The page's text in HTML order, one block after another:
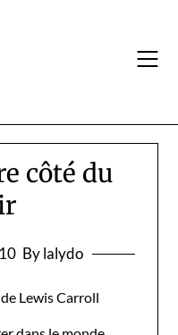
côté du
By lalydo
de Lewis Carroll